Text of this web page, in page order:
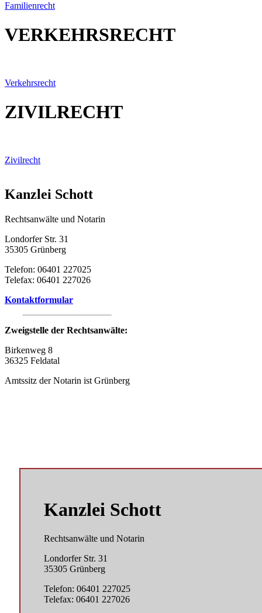
Familienrecht
VERKEHRSRECHT
Verkehrsrecht
ZIVILRECHT
Zivilrecht
Kanzlei Schott
Rechtsanwälte und Notarin
Londorfer Str. 31
35305 Grünberg
Telefon: 06401 227025
Telefax: 06401 227026
Kontaktformular
Zweigstelle der Rechtsanwälte:
Birkenweg 8
36325 Feldatal
Amtssitz der Notarin ist Grünberg
Kanzlei Schott
Rechtsanwälte und Notarin
Londorfer Str. 31
35305 Grünberg
Telefon: 06401 227025
Telefax: 06401 227026